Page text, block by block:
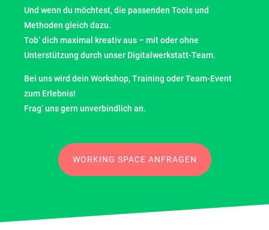
Und wenn du möchtest, die passenden Tools und
Methoden gleich dazu.
Tob‘ dich maximal kreativ aus – mit oder ohne
Unterstützung durch unser Digitalwerkstatt-Team.
Bei uns wird dein Workshop, Training oder Team-Event
zum Erlebnis!
Frag‘ uns gern unverbindlich an.
WORKING SPACE ANFRAGEN